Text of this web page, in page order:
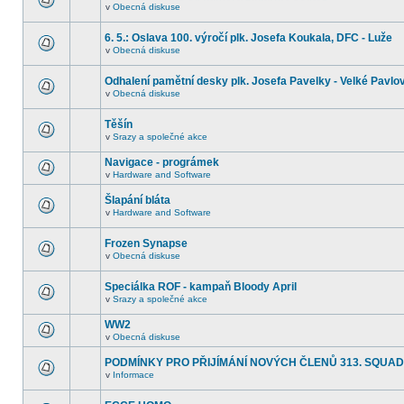
v Obecná diskuse
6. 5.: Oslava 100. výročí plk. Josefa Koukala, DFC - Luže
v Obecná diskuse
Odhalení pamětní desky plk. Josefa Pavelky - Velké
v Obecná diskuse
Těšín
v Srazy a společné akce
Navigace - prográmek
v Hardware and Software
Šlapání bláta
v Hardware and Software
Frozen Synapse
v Obecná diskuse
Speciálka ROF - kampaň Bloody April
v Srazy a společné akce
WW2
v Obecná diskuse
PODMÍNKY PRO PŘIJÍMÁNÍ NOVÝCH ČLENŮ 313.
v Informace